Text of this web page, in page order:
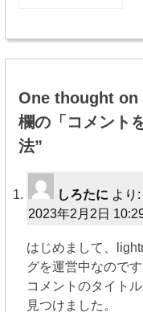
ナ
ビ
ー
One thought on
欄の「コメント
法”
しろたに より:
2023年2月2日
はじめまして、
グを運営中なのです
コメントのタイト
見つけました。